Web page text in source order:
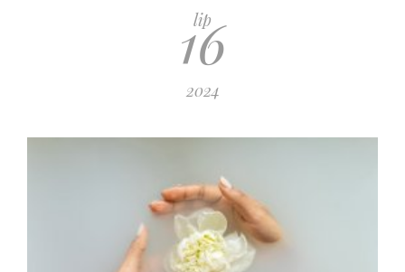
lip
16
2024